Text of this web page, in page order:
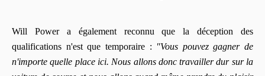
Will Power a également reconnu que la déception des
qualifications n'est que temporaire : "Vous pouvez gagner de
n'importe quelle place ici. Nous allons donc travailler dur sur la